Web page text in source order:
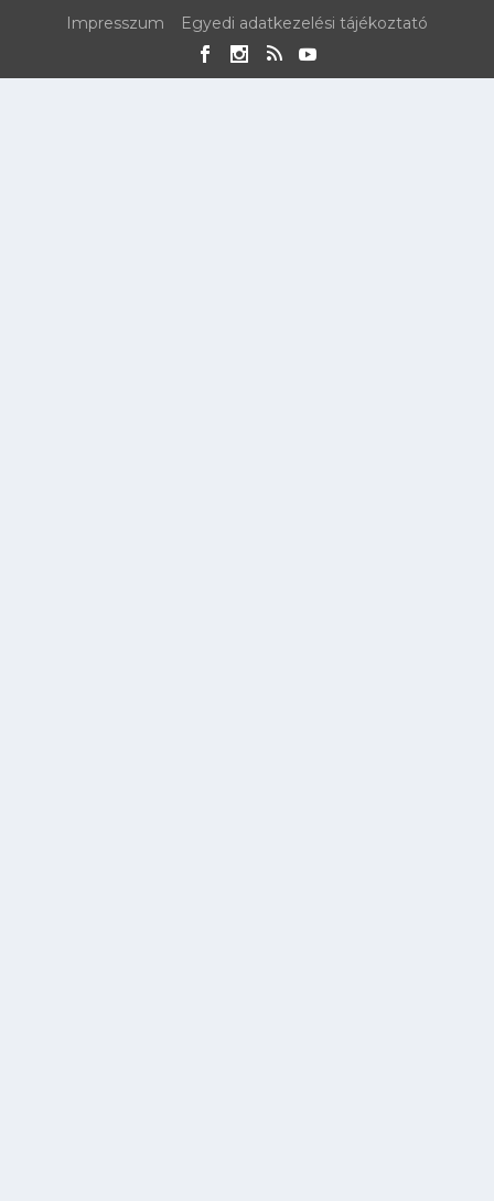
Impresszum Egyedi adatkezelési tájékoztató